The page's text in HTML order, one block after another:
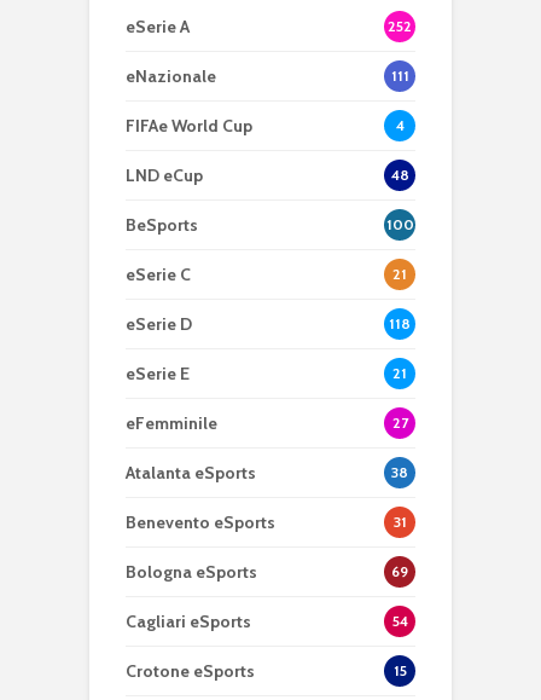
eSerie A 252
eNazionale 111
FIFAe World Cup 4
LND eCup 48
BeSports 100
eSerie C 21
eSerie D 118
eSerie E 21
eFemminile 27
Atalanta eSports 38
Benevento eSports 31
Bologna eSports 69
Cagliari eSports 54
Crotone eSports 15